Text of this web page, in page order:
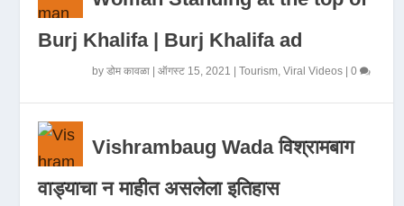
Burj Khalifa | Burj Khalifa ad
byडोम कावळा |ऑगस्ट 15, 2021 |Tourism,Viral Videos |0
Vishrambaug Wada विश्रामबाग
वाड्याचा न माहीत असलेला इतिहास